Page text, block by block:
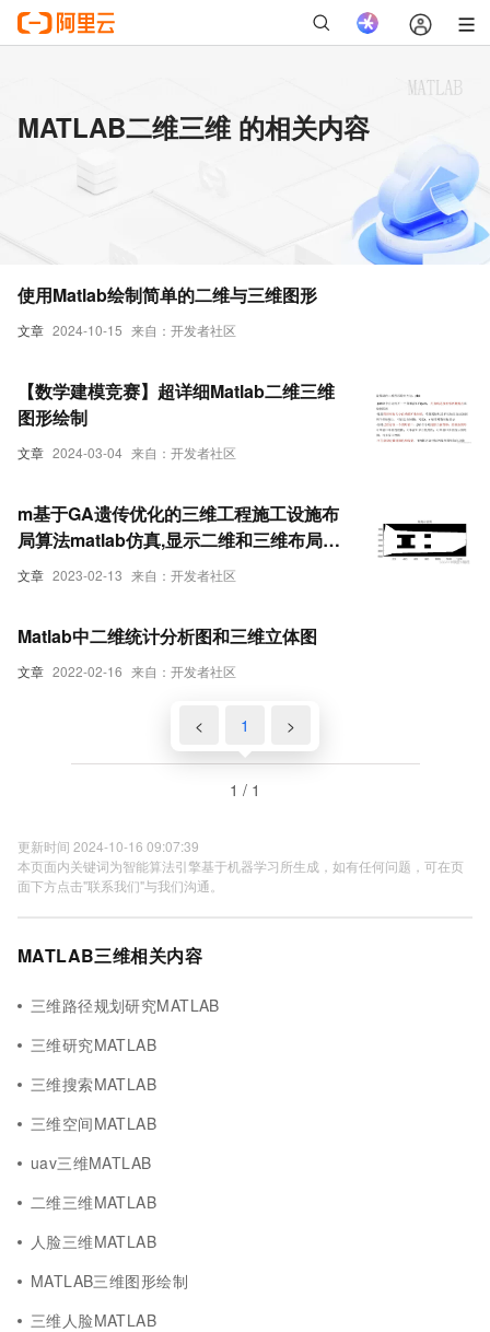
MATLAB二维三维 的相关内容
文章 2024-10-15 来自：开发者社区
使用Matlab绘制简单的二维与三维图形
文章 2024-03-04 来自：开发者社区
【数学建模竞赛】超详细Matlab二维三维
图形绘制
文章 2023-02-13 来自：开发者社区
m基于GA遗传优化的三维工程施工设施布
局算法matlab仿真,显示二维和三维布局优
化效果
文章 2022-02-16 来自：开发者社区
Matlab中二维统计分析图和三维立体图
< 1 >
1 / 1
更新时间 2024-10-16 09:07:39
本页面内关键词为智能算法引擎基于机器学习所生成，如有任何问题，可在页
面下方点击"联系我们"与我们沟通。
MATLAB三维相关内容
三维路径规划研究MATLAB
三维研究MATLAB
三维搜索MATLAB
三维空间MATLAB
uav三维MATLAB
二维三维MATLAB
人脸三维MATLAB
MATLAB三维图形绘制
三维人脸MATLAB